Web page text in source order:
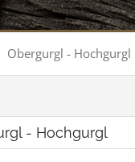
Obergurgl - Hochgurgl
- Hochgurgl